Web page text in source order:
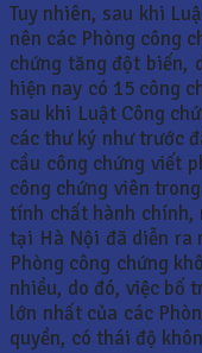
Tuy nhiên, sau khi
nên các Phòng công
chứng tăng đột biến,
hiện nay có 15 công
sau khi Luật Công
các thư ký như trước
cầu công chứng viết
công chứng viên
tính chất hành chính,
tại Hà Nội đã diễn ra
Phòng công chứng
nhiều, do đó, việc bố
lớn nhất của các
quyền, có thái độ